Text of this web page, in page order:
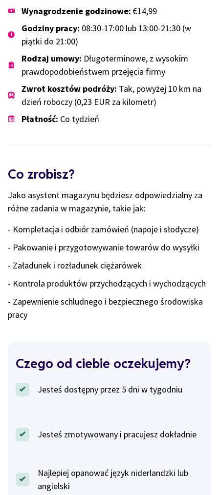
Wynagrodzenie godzinowe: €14,99
Godziny pracy: 08:30-17:00 lub 13:00-21:30 (w
piątki do 21:00)
Rodzaj umowy: Długoterminowe, z wysokim
prawdopodobieństwem przejęcia firmy
Zwrot kosztów podróży: Tak, powyżej 10 km na
dzień roboczy (0,23 EUR za kilometr)
Płatność: Co tydzień
Co zrobisz?
Jako asystent magazynu będziesz odpowiedzialny za
różne zadania w magazynie, takie jak:
- Kompletacja i odbiór zamówień (napoje i słodycze)
- Pakowanie i przygotowywanie towarów do wysyłki
- Załadunek i rozładunek ciężarówek
- Kontrola produktów przychodzących i wychodzących
- Zapewnienie schludnego i bezpiecznego środowiska
pracy
Czego od ciebie oczekujemy?
Jesteś dostępny przez 5 dni w tygodniu
Jesteś zmotywowany i pracujesz dokładnie
Najlepiej opanować język niderlandzki lub
angielski